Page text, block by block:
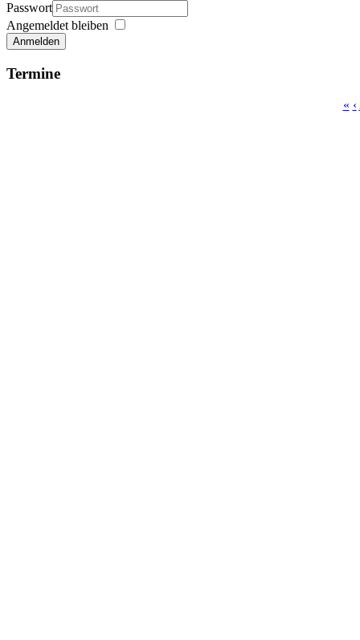
Passwort
Angemeldet bleiben
Anmelden
Termine
« ‹